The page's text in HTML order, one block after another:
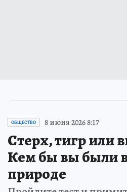
ОБЩЕСТВО 8 июня 2026 8:17
Стерх, тигр или
Кем бы вы были
природе